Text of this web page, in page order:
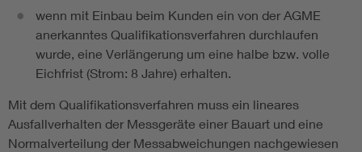
wenn mit Einbau beim Kunden ein von der AGME
anerkanntes Qualifikationsverfahren durchlaufen
wurde, eine Verlängerung um eine halbe bzw. volle
Eichfrist (Strom: 8 Jahre) erhalten.
Mit dem Qualifikationsverfahren muss ein lineares
Ausfallverhalten der Messgeräte einer Bauart und eine
Normalverteilung der Messabweichungen nachgewiesen